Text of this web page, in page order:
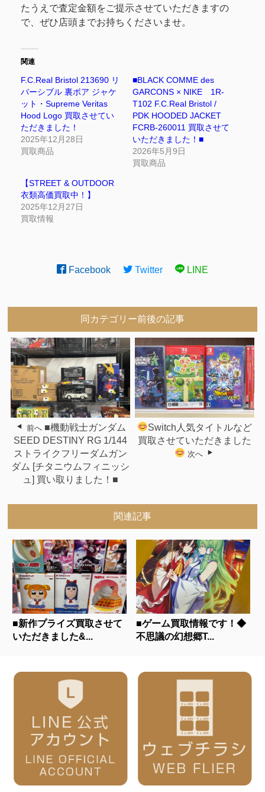
たうえで査定金額をご提示させていただきますの
で、ぜひ店頭までお持ちくださいませ。
関連
F.C.Real Bristol 213690 リ
バーシブル 裏ボア ジャケ
ット・Supreme Veritas
Hood Logo 買取させてい
ただきました！
2025年12月28日
買取商品
■BLACK COMME des
GARCONS × NIKE 1R-
T102 F.C.Real Bristol /
PDK HOODED JACKET
FCRB-260011 買取させて
いただきました！■
2026年5月9日
買取商品
【STREET & OUTDOOR
衣類高価買取中！】
2025年12月27日
買取情報
Facebook Twitter LINE
同カテゴリー前後の記事
前へ ■機動戦士ガンダム
SEED DESTINY RG 1/144
ストライクフリーダムガン
ダム [チタニウムフィニッシ
ュ] 買い取りました！■
Switch人気タイトルなど
買取させていただきました
次へ
関連記事
■新作プライズ買取させて
いただきました&...
■ゲーム買取情報です！◆
不思議の幻想郷T...